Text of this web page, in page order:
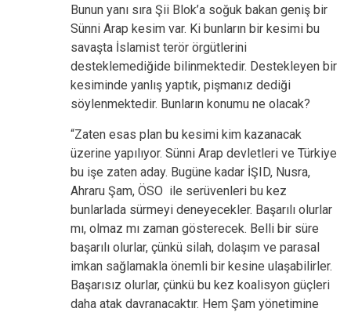
Bunun yanı sıra Şii Blok’a soğuk bakan geniş bir
Sünni Arap kesim var. Ki bunların bir kesimi bu
savaşta İslamist terör örgütlerini
desteklemediğide bilinmektedir. Destekleyen bir
kesiminde yanlış yaptık, pişmanız dediği
söylenmektedir. Bunların konumu ne olacak?
“Zaten esas plan bu kesimi kim kazanacak
üzerine yapılıyor. Sünni Arap devletleri ve Türkiye
bu işe zaten aday. Bugüne kadar İŞID, Nusra,
Ahraru Şam, ÖSO ile serüvenleri bu kez
bunlarlada sürmeyi deneyecekler. Başarılı olurlar
mı, olmaz mı zaman gösterecek. Belli bir süre
başarılı olurlar, çünkü silah, dolaşım ve parasal
imkan sağlamakla önemli bir kesine ulaşabilirler.
Başarısız olurlar, çünkü bu kez koalisyon güçleri
daha atak davranacaktır. Hem Şam yönetimine